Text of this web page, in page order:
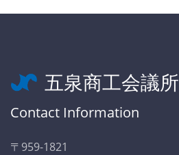
五泉商工会議所
Contact Information
〒959-1821